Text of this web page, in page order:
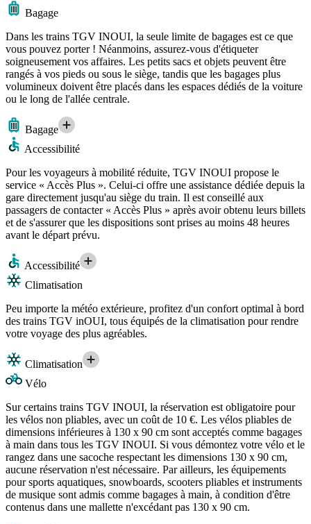
Bagage
Dans les trains TGV INOUI, la seule limite de bagages est ce que
vous pouvez porter ! Néanmoins, assurez-vous d'étiqueter
soigneusement vos affaires. Les petits sacs et objets peuvent être
rangés à vos pieds ou sous le siège, tandis que les bagages plus
volumineux doivent être placés dans les espaces dédiés de la voiture
ou le long de l'allée centrale.
Bagage
Accessibilité
Pour les voyageurs à mobilité réduite, TGV INOUI propose le
service « Accès Plus ». Celui-ci offre une assistance dédiée depuis la
gare directement jusqu'au siège du train. Il est conseillé aux
passagers de contacter « Accès Plus » après avoir obtenu leurs billets
et de s'assurer que les dispositions sont prises au moins 48 heures
avant le départ prévu.
Accessibilité
Climatisation
Peu importe la météo extérieure, profitez d'un confort optimal à bord
des trains TGV inOUI, tous équipés de la climatisation pour rendre
votre voyage des plus agréables.
Climatisation
Vélo
Sur certains trains TGV INOUI, la réservation est obligatoire pour
les vélos non pliables, avec un coût de 10 €. Les vélos pliables de
dimensions inférieures à 130 x 90 cm sont acceptés comme bagages
à main dans tous les TGV INOUI. Si vous démontez votre vélo et le
rangez dans une sacoche respectant les dimensions 130 x 90 cm,
aucune réservation n'est nécessaire. Par ailleurs, les équipements
pour sports aquatiques, snowboards, scooters pliables et instruments
de musique sont admis comme bagages à main, à condition d'être
contenus dans une mallette n'excédant pas 130 x 90 cm.